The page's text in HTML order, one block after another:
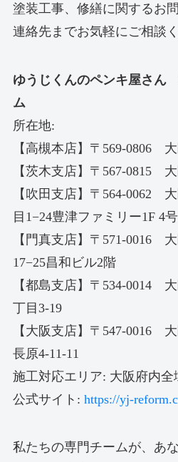
塗装工事、修繕に関するお
連絡先までお気軽にご相談く
ゆうじくんのペンキ屋さん
ム
所在地:
【高槻本店】〒569-0806
【茨木支店】〒567-0815
【吹田支店】〒564-0062
目1−24豊津ファミリー1F 4
【門真支店】〒571-0016
17−25昌和ビル2階
【都島支店】〒534-0014
丁目3-19
【大阪支店】〒547-0016
長原4-11-11
施工対応エリア: 大阪府内全
公式サイト: https://yj-
私たちの専門チームが、あ